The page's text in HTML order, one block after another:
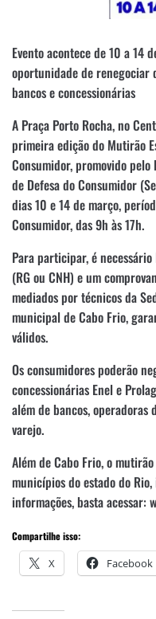
Evento acontece de 10 a 14
oportunidade de renegociar
bancos e concessionárias
A Praça Porto Rocha, no
primeira edição do Mutirão
Consumidor, promovido
de Defesa do Consumidor
dias 10 e 14 de março,
Consumidor, das 9h às 17h.
Para participar, é
(RG ou CNH) e um
mediados por técnicos da
municipal de Cabo Frio,
válidos.
Os consumidores poderão
concessionárias Enel e
além de bancos,
varejo.
Além de Cabo Frio, o
municípios do estado do
informações, basta acessar:
Compartilhe isso:
X Facebook